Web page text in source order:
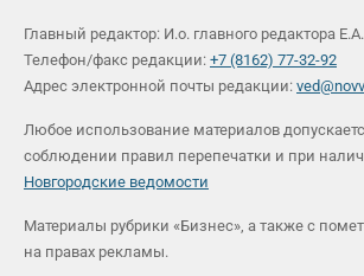
Главный редактор: И.о. главного редактора
Телефон/факс редакции: +7 (8162) 77-32-92
Адрес электронной почты редакции:
Любое использование материалов
соблюдении правил перепечатки и при
Новгородские ведомости
Материалы рубрики «Бизнес», а также с
на правах рекламы.